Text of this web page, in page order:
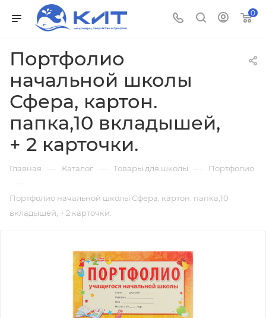
0
Портфолио
начальной школы
Сфера, картон.
папка,10 вкладышей,
+ 2 карточки.
Главная — Каталог — Товары для школы — Портфолио
—
Портфолио начальной школы Сфера, картон. папка,10
вкладышей, + 2 карточки.